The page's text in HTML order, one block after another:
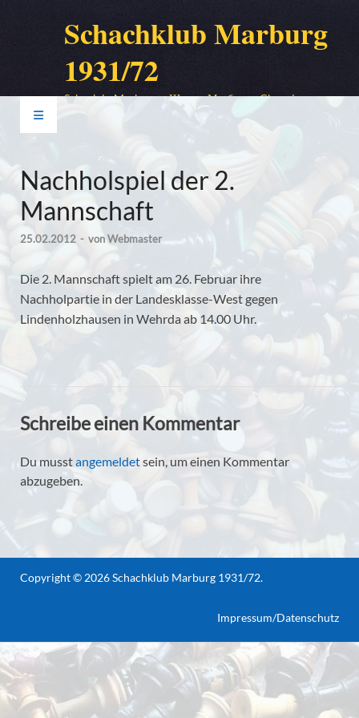
Schachklub Marburg
1931/72
Schach in Marburg – Шахи в Марбург – Chess in
Nachholspiel der 2.
Mannschaft
25.02.2012 - vonWebmaster
Die 2. Mannschaft spielt am 26. Februar ihre
Nachholpartie in der Landesklasse-West gegen
Lindenholzhausen in Wehrda ab 14.00 Uhr.
Schreibe einen Kommentar
Du musstangemeldetsein, um einen Kommentar
abzugeben.
Copyright © 2026Schachklub Marburg 1931/72.
Impressum/Datenschutz